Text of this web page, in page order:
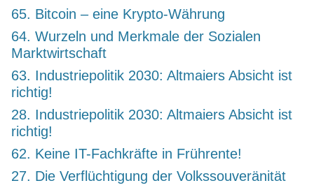
65. Bitcoin – eine Krypto-Währung
64. Wurzeln und Merkmale der Sozialen
Marktwirtschaft
63. Industriepolitik 2030: Altmaiers Absicht ist
richtig!
28. Industriepolitik 2030: Altmaiers Absicht ist
richtig!
62. Keine IT-Fachkräfte in Frührente!
27. Die Verflüchtigung der Volkssouveränität